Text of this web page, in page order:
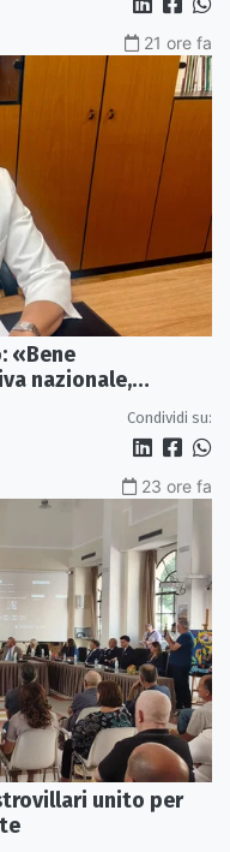
21 ore fa
«Bene
nazionale,
Condividi su:
23 ore fa
unito per